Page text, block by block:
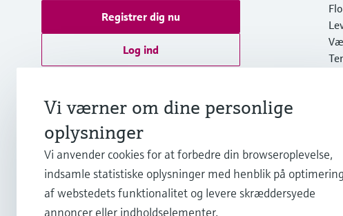
Registrer dig nu
Log ind
Endress+Hauser A/S
Danmark
+45 70 131 132
info.dk@endress.com
Vi værner om dine personlige
oplysninger
Vi anvender cookies for at forbedre din browseroplevelse,
indsamle statistiske oplysninger med henblik på optimering
af webstedets funktionalitet og levere skræddersyede
annoncer eller indholdselementer.